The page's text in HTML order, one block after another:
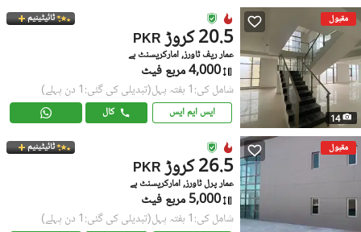
مقبول
14
ٹائیٹینیم
PKR 20.5 کروڑ
عمار ریف ٹاورز, امارکریسنٹ بے
4,000 مربع فیٹ
شامل کی:1 ہفتہ پہل (تبدیلی کی گئی:1 دن پہلے)
ایس ایم ایس کال
مقبول ٹائیٹینیم
PKR 26.5 کروڑ
عمار پرل ٹاورز, امارکریسنٹ بے
5,000 مربع فیٹ
شامل کی:1 ہفتہ پہل (تبدیلی کی گئی:1 دن پہلے)